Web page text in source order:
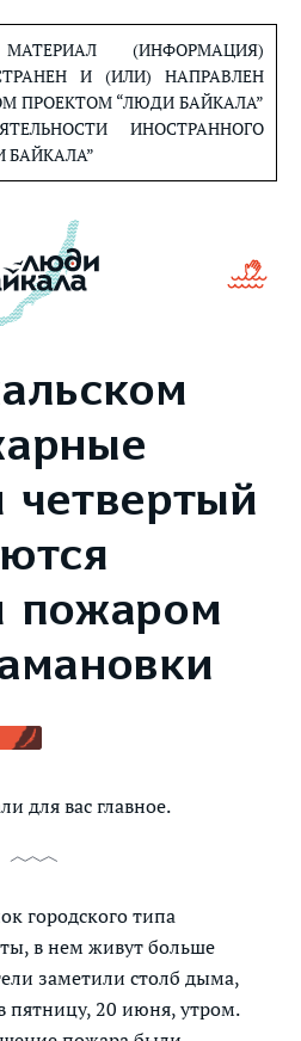
(ИНФОРМАЦИЯ)
И (ИЛИ) НАПРАВЛЕН
ПРОЕКТОМ “ЛЮДИ БАЙКАЛА”
ИНОСТРАННОГО
БАЙКАЛА”
четвертый
пожаром
для вас главное.
городского типа
в нем живут больше
заметили столб дыма,
пятницу, 20 июня, утром.